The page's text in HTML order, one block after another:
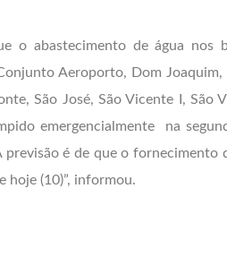
o abastecimento de água nos
Aeroporto, Dom
São José, São Vicente I, São
emergencialmente na
previsão é de que o fornecimento
hoje (10)”, informou.